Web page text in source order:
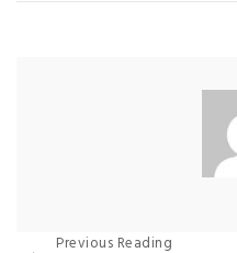
Navigace
Previous Reading